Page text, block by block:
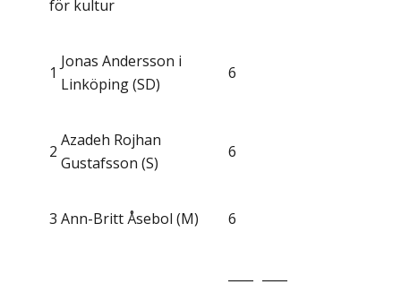
för kultur
1
Jonas Andersson i
Linköping (SD)
6
2
Azadeh Rojhan
Gustafsson (S)
6
3 Ann-Britt Åsebol (M) 6